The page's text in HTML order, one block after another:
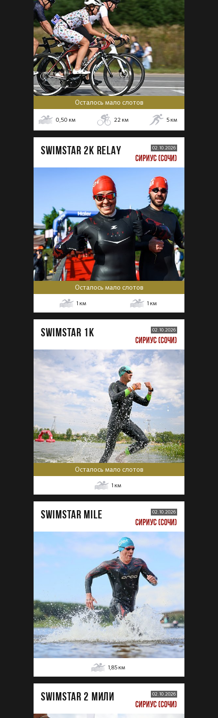
Осталось мало слотов
0,50 км 22 км 5 км
SWIMSTAR 2K RELAY 02.10.2026
СИРИУС (СОЧИ)
Осталось мало слотов
1 км 1 км
SWIMSTAR 1K 02.10.2026
СИРИУС (СОЧИ)
Осталось мало слотов
1 км
SWIMSTAR MILE 02.10.2026
СИРИУС (СОЧИ)
1,85 км
SWIMSTAR 2 МИЛИ 02.10.2026
СИРИУС (СОЧИ)